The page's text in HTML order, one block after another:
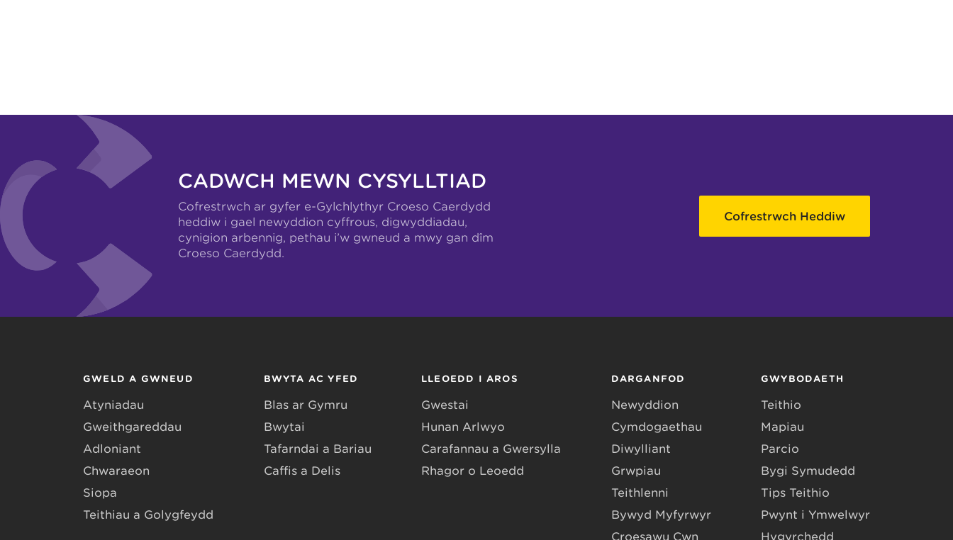
CADWCH MEWN CYSYLLTIAD
Cofrestrwch ar gyfer e-Gylchlythyr Croeso Caerdydd
heddiw i gael newyddion cyffrous, digwyddiadau,
cynigion arbennig, pethau i’w gwneud a mwy gan dîm
Croeso Caerdydd.
Cofrestrwch Heddiw
GWELD A GWNEUD
Atyniadau
Gweithgareddau
Adloniant
Chwaraeon
Siopa
Teithiau a Golygfeydd
BWYTA AC YFED
Blas ar Gymru
Bwytai
Tafarndai a Bariau
Caffis a Delis
LLEOEDD I AROS
Gwestai
Hunan Arlwyo
Carafannau a Gwersylla
Rhagor o Leoedd
DARGANFOD
Newyddion
Cymdogaethau
Diwylliant
Grwpiau
Teithlenni
Bywyd Myfyrwyr
Croesawu Cŵn
GWYBODAETH
Teithio
Mapiau
Parcio
Bygi Symudedd
Tips Teithio
Pwynt i Ymwelwyr
Hygyrchedd